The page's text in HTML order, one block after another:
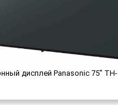
дисплей Panasonic 75" TH-